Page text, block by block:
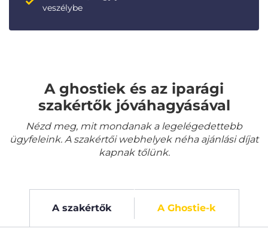
veszélybe
A ghostiek és az iparági
szakértők jóváhagyásával
Nézd meg, mit mondanak a legelégedettebb
ügyfeleink. A szakértői webhelyek néha ajánlási díjat
kapnak tőlünk.
A szakértők A Ghostie-k